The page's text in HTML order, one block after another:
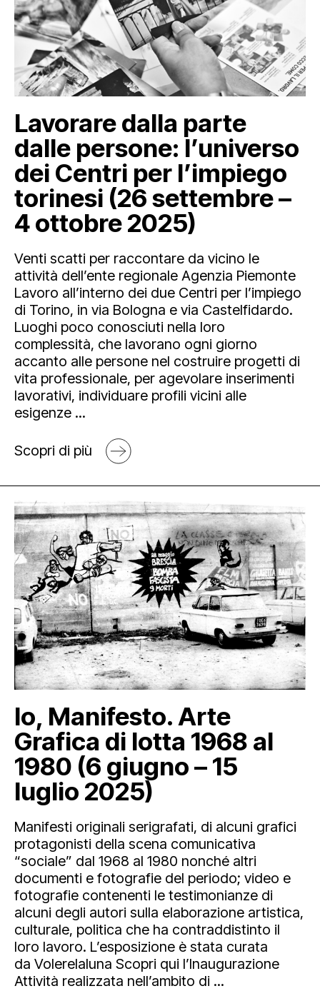
Lavorare dalla parte
dalle persone: l’universo
dei Centri per l’impiego
torinesi (26 settembre –
4 ottobre 2025)
Venti scatti per raccontare da vicino le
attività dell’ente regionale Agenzia Piemonte
Lavoro all’interno dei due Centri per l’impiego
di Torino, in via Bologna e via Castelfidardo.
Luoghi poco conosciuti nella loro
complessità, che lavorano ogni giorno
accanto alle persone nel costruire progetti di
vita professionale, per agevolare inserimenti
lavorativi, individuare profili vicini alle
esigenze ...
Scopri di più
Io, Manifesto. Arte
Grafica di lotta 1968 al
1980 (6 giugno – 15
luglio 2025)
Manifesti originali serigrafati, di alcuni grafici
protagonisti della scena comunicativa
“sociale” dal 1968 al 1980 nonché altri
documenti e fotografie del periodo; video e
fotografie contenenti le testimonianze di
alcuni degli autori sulla elaborazione artistica,
culturale, politica che ha contraddistinto il
loro lavoro. L’esposizione è stata curata
da Volerelaluna Scopri qui l’Inaugurazione
Attività realizzata nell’ambito di ...